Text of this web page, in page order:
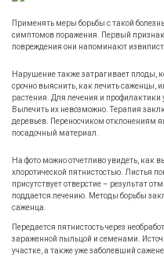
Применять меры борьбы с такой
симптомов поражения. Первый
повреждения они напоминают
Нарушение также затрагивает плоды,
срочно выяснить, как лечить саженцы,
растения. Для лечения и
Вылечить их невозможно. Терапия
деревьев. Переносчиком отклонениям
посадочный материал.
На фото можно отчетливо увидеть, как
хлоротической пятнистостью. Листья
присутствует отверстие – результат
поддается лечению. Методы борьбы
саженца.
Передается пятнистость через
зараженной пыльцой и семенами.
участке, а также уже заболевший